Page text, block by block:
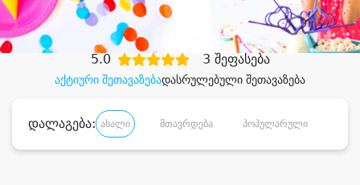
დიდი დანაზოგით
აქტიური შეთავაზებადასრულებული შეთავაზება
5.0 3 შეფასება
დალაგება: ახალი მთავრდება პოპულარული